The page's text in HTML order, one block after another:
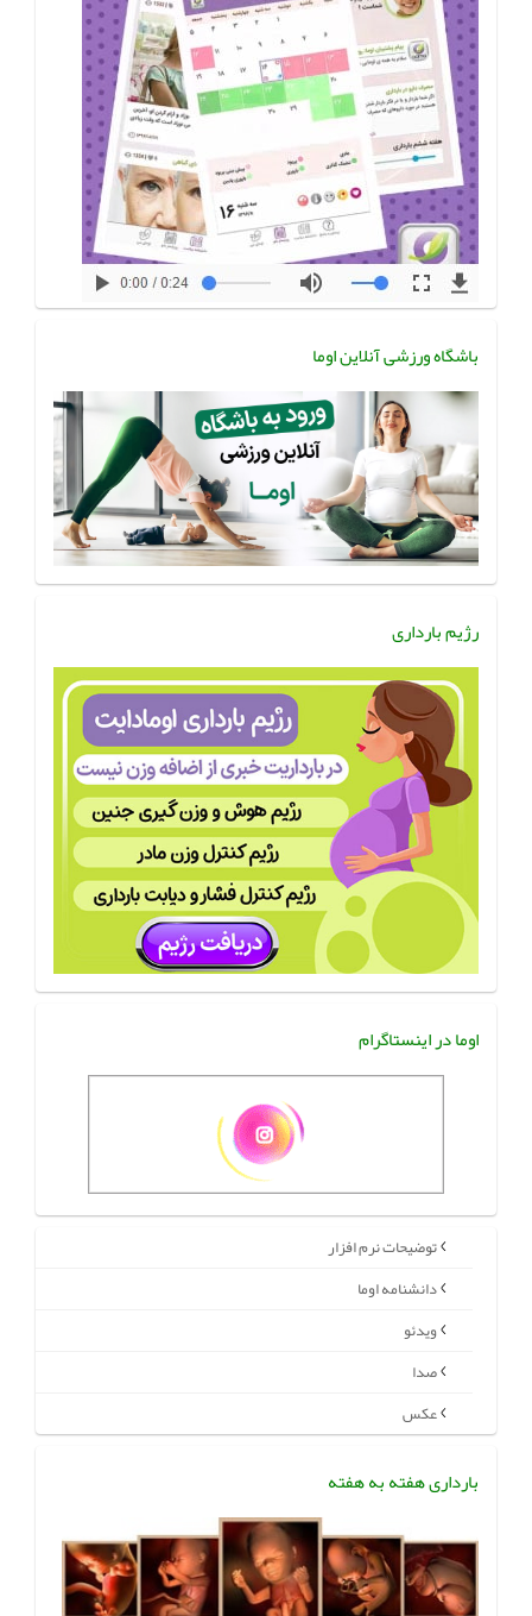
باشگاه ورزشی آنلاین اوما
رژیم بارداری
اوما در اینستاگرام
توضیحات نرم افزار
دانشنامه اوما
ویدئو
صدا
عکس
بارداری هفته به هفته